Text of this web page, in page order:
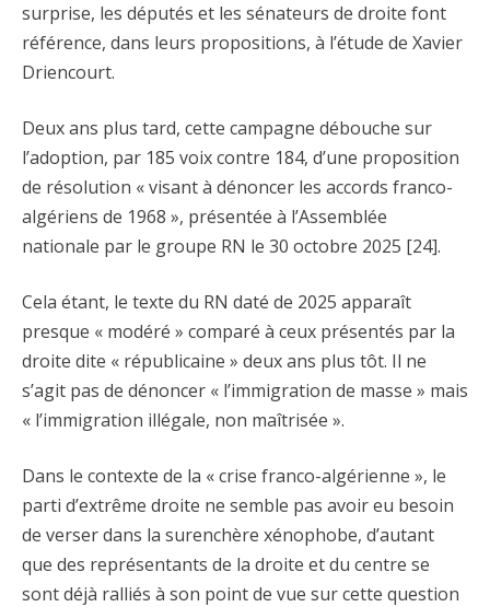
surprise, les députés et les sénateurs de droite font
référence, dans leurs propositions, à l’étude de Xavier
Driencourt.
Deux ans plus tard, cette campagne débouche sur
l’adoption, par 185 voix contre 184, d’une proposition
de résolution « visant à dénoncer les accords franco-
algériens de 1968 », présentée à l’Assemblée
nationale par le groupe RN le 30 octobre 2025 [24].
Cela étant, le texte du RN daté de 2025 apparaît
presque « modéré » comparé à ceux présentés par la
droite dite « républicaine » deux ans plus tôt. Il ne
s’agit pas de dénoncer « l’immigration de masse » mais
« l’immigration illégale, non maîtrisée ».
Dans le contexte de la « crise franco-algérienne », le
parti d’extrême droite ne semble pas avoir eu besoin
de verser dans la surenchère xénophobe, d’autant
que des représentants de la droite et du centre se
sont déjà ralliés à son point de vue sur cette question